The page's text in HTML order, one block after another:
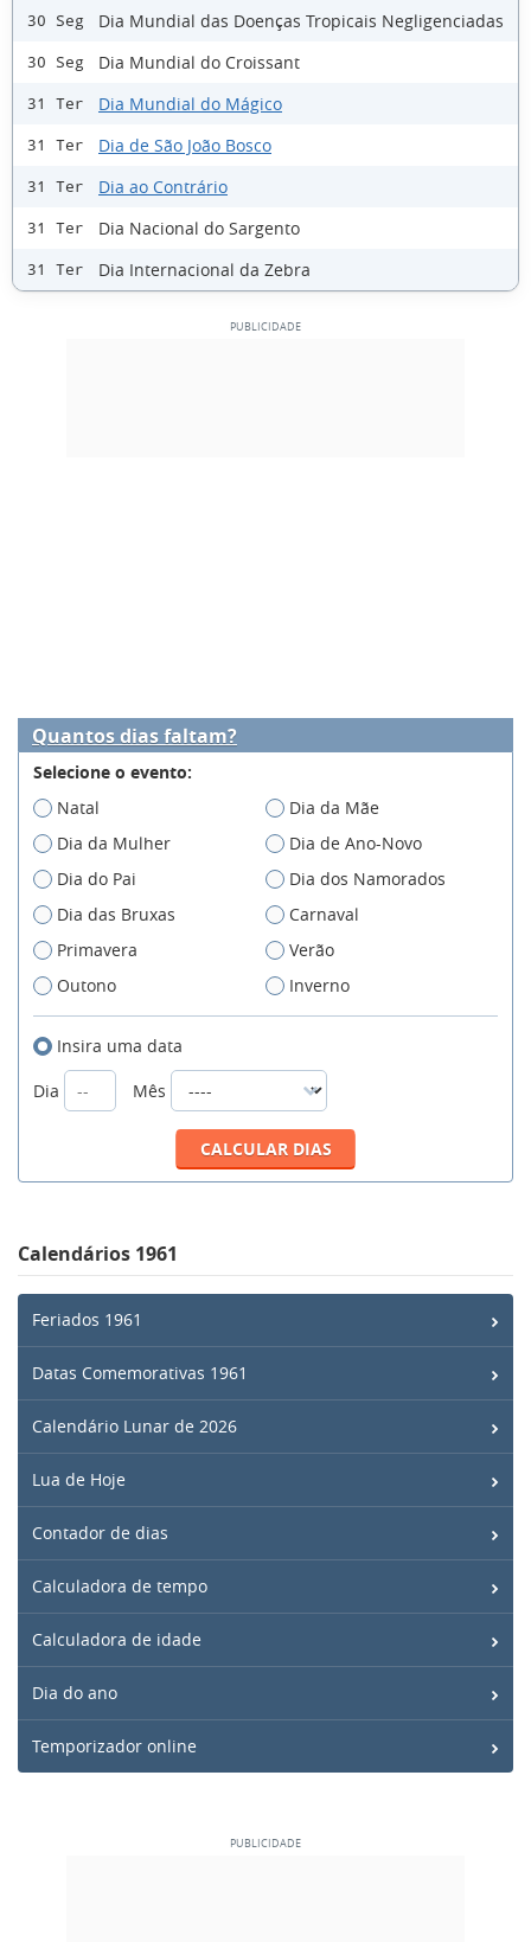
30 Seg Dia Mundial das Doenças Tropicais Negligenciadas
30 Seg Dia Mundial do Croissant
31 Ter Dia Mundial do Mágico
31 Ter Dia de São João Bosco
31 Ter Dia ao Contrário
31 Ter Dia Nacional do Sargento
31 Ter Dia Internacional da Zebra
Quantos dias faltam?
Selecione o evento:
Natal
Dia da Mãe
Dia da Mulher
Dia de Ano-Novo
Dia do Pai
Dia dos Namorados
Dia das Bruxas
Carnaval
Primavera
Verão
Outono
Inverno
Insira uma data
Dia
Mês
Calendários 1961
Feriados 1961
Datas Comemorativas 1961
Calendário Lunar de 2026
Lua de Hoje
Contador de dias
Calculadora de tempo
Calculadora de idade
Dia do ano
Temporizador online